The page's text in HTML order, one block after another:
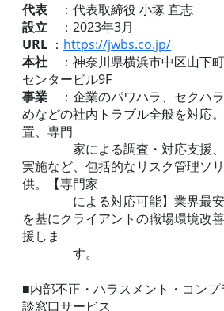
代表 ：代表取締役 小塚 直志
設立 ：2023年3月
URL ： https://jwbs.co.jp/
本社：神奈川県横浜市中区山下
センタービル9F
事業 ：企業のパワハラ、セクハ
めなどの社内トラブル全般を対応
置、専門
家による調査・対応支援、
実施など、包括的なリスク管理ソ
供。【専門家
による対応可能】業界最安
を基にクライアントの職場環境改
援しま
す。
■内部不正・ハラスメント・コン
談窓口サービス